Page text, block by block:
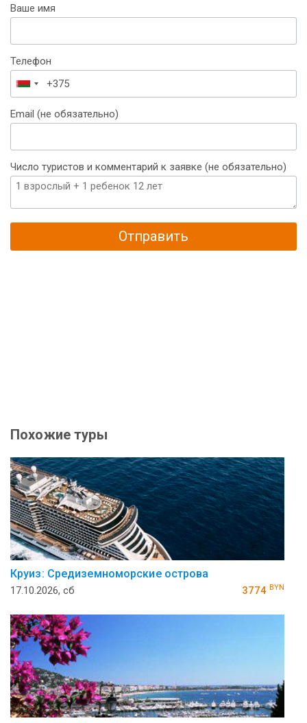
Ваше имя
Телефон
Беларусь
+375
Email (не обязательно)
Число туристов и комментарий к заявке (не обязательно)
Отправить
Похожие туры
Круиз: Средиземноморские острова
17.10.2026, сб 3774 BYN